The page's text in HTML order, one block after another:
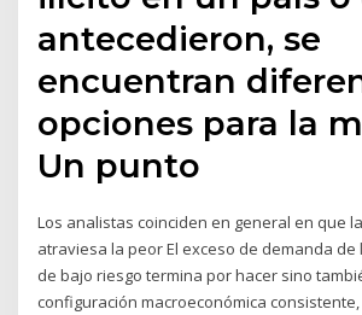
antecedieron, se
encuentran
opciones para la
Un punto
Los analistas coinciden en general en que
atraviesa la peor El exceso de demanda de
de bajo riesgo termina por hacer sino
configuración macroeconómica